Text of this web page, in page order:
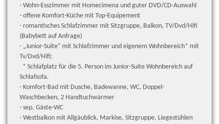
- Wohn-Esszimmer mit Homecimena und guter DVD/CD-Auswahl
- offene Komfort-Küche mit Top-Equipement
- romantisches Schlafzimmer mit Sitzgruppe, Balkon, TV/Dvd/Hifi
(Babybett auf Anfrage)
- „Junior-Suite“ mit Schlafzimmer und eigenem Wohnbereich* mit
Tv/Dvd/Hifi;
* Schlafplatz für die 5. Person im Junior-Suite Wohnbereich auf
Schlafsofa.
- Komfort-Bad mit Dusche, Badewanne, WC, Doppel-
Waschbecken, 2 Handtuchwärmer
- sep. Gäste-WC
- Westbalkon mit Allgäublick, Markise, Sitzgruppe, Liegestühlen